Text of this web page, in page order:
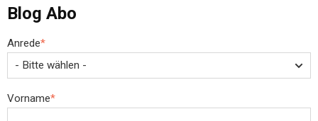
Blog Abo
Anrede*
Vorname*